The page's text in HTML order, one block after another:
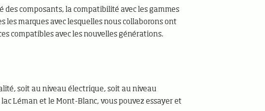
composants, la compatibilité avec les gammes
marques avec lesquelles nous collaborons ont
compatibles avec les nouvelles générations.
soit au niveau électrique, soit au niveau
Léman et le Mont-Blanc, vous pouvez essayer et